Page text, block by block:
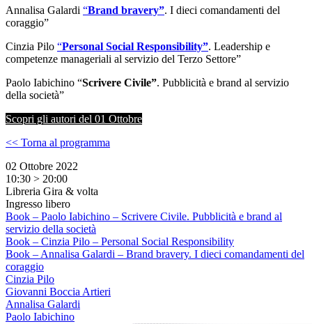
Annalisa Galardi “Brand bravery”. I dieci comandamenti del
coraggio”
Cinzia Pilo “Personal Social Responsibility”. Leadership e
competenze manageriali al servizio del Terzo Settore”
Paolo Iabichino “Scrivere Civile”. Pubblicità e brand al servizio
della società”
Scopri gli autori del 01 Ottobre
<< Torna al programma
02 Ottobre 2022
10:30 > 20:00
Libreria Gira & volta
Ingresso libero
Book – Paolo Iabichino – Scrivere Civile. Pubblicità e brand al
servizio della società
Book – Cinzia Pilo – Personal Social Responsibility
Book – Annalisa Galardi – Brand bravery. I dieci comandamenti del
coraggio
Cinzia Pilo
Giovanni Boccia Artieri
Annalisa Galardi
Paolo Iabichino